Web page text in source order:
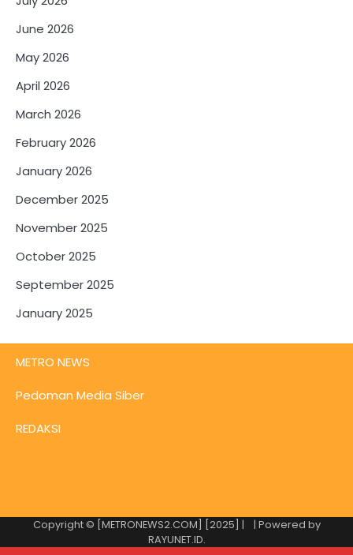
June 2026
May 2026
April 2026
March 2026
February 2026
January 2026
December 2025
November 2025
October 2025
September 2025
January 2025
METRO NEWS
Pedoman Media Siber
REDAKSI
Copyright © [METRONEWS2.COM] [2025] |
| Powered by
RAYUNET.ID.